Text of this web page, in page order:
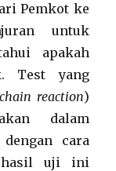
Pemkot ke
untuk
apakah
Test yang
reaction)
dalam
cara
hasil uji ini